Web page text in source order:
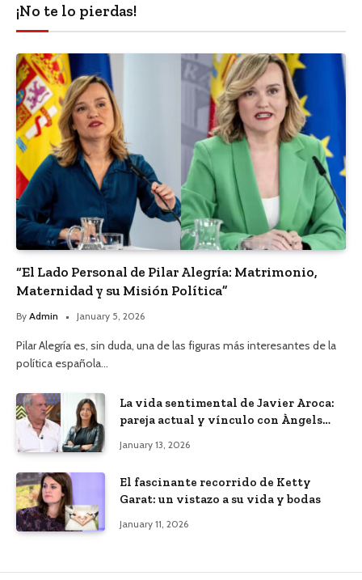
¡No te lo pierdas!
“El Lado Personal de Pilar Alegría: Matrimonio,
Maternidad y su Misión Política”
By Admin January 5, 2026
Pilar Alegría es, sin duda, una de las figuras más interesantes de la
política española…
La vida sentimental de Javier Aroca:
pareja actual y vínculo con Àngels
January 13, 2026
El fascinante recorrido de Ketty
Garat: un vistazo a su vida y bodas
January 11, 2026